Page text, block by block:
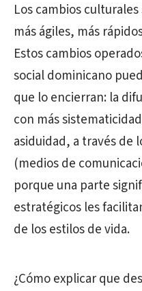
Los cambios
más ágiles, más
Estos cambios
social dominicano
que lo encierran: la
con más
asiduidad, a través de
(medios de
porque una parte
estratégicos les
de los estilos de vida.
¿Cómo explicar que